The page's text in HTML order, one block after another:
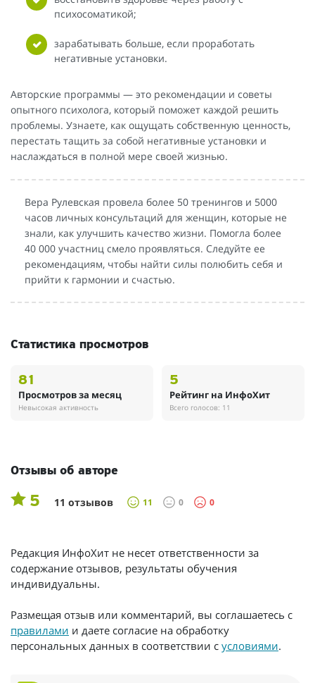
психосоматикой;
зарабатывать больше, если проработать
негативные установки.
Авторские программы — это рекомендации и советы
опытного психолога, который поможет каждой решить
проблемы. Узнаете, как ощущать собственную ценность,
перестать тащить за собой негативные установки и
наслаждаться в полной мере своей жизнью.
Вера Рулевская провела более 50 тренингов и 5000
часов личных консультаций для женщин, которые не
знали, как улучшить качество жизни. Помогла более
40 000 участниц смело проявляться. Следуйте ее
рекомендациям, чтобы найти силы полюбить себя и
прийти к гармонии и счастью.
Статистика просмотров
81
Просмотров за месяц
Невысокая активность
5
Рейтинг на ИнфоХит
Всего голосов: 11
Отзывы об авторе
5 11 отзывов 11 0 0
Редакция ИнфоХит не несет ответственности за
содержание отзывов, результаты обучения
индивидуальны.
Размещая отзыв или комментарий, вы соглашаетесь с
правилами и даете согласие на обработку
персональных данных в соответствии с условиями.